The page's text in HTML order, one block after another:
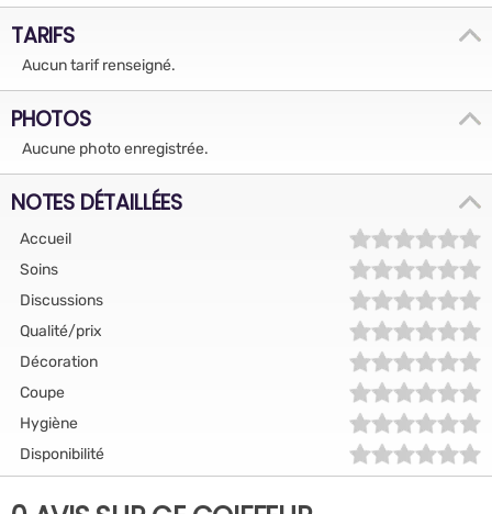
TARIFS
Aucun tarif renseigné.
PHOTOS
Aucune photo enregistrée.
NOTES DÉTAILLÉES
Accueil
Soins
Discussions
Qualité/prix
Décoration
Coupe
Hygiène
Disponibilité